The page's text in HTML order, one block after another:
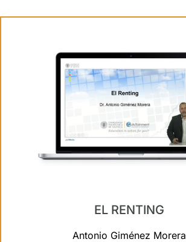
EL RENTING
Antonio Giménez Morera